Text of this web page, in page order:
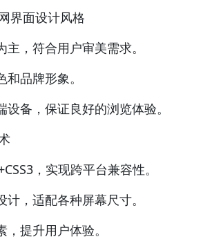
界面设计风格
主，符合用户审美需求。
品牌形象。
设备，保证良好的浏览体验。
，实现跨平台兼容性。
计，适配各种屏幕尺寸。
，提升用户体验。